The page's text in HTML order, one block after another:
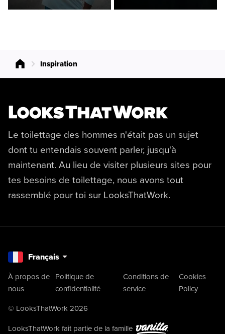
Inspiration
Le toilettage des hommes n'était pas un sujet
dont tu entendais souvent parler, jusqu'à
maintenant. Au lieu de visiter plusieurs sites pour
tes besoins de toilettage, nous avons tout
rassemblé pour toi sur LooksThatWork.
Français
À propos de
nous
Politique de
confidentialité
Conditions de
service
Cookies
Policy
© LooksThatWork 2026
LooksThatWork fait partie de la famille